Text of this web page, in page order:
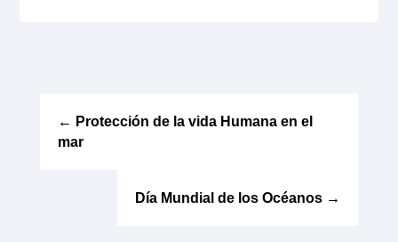
← Protección de la vida Humana en el
mar
Día Mundial de los Océanos →